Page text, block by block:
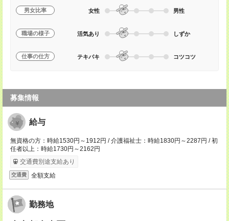
男女比率 女性 男性
職場の様子 活気あり しずか
仕事の仕方 テキパキ コツコツ
募集情報
給与
無資格の方：時給1530円～1912円 / 介護福祉士：時給1830円～2287円 / 初
任者以上：時給1730円～2162円
交通費別途支給あり
交通費 全額支給
勤務地